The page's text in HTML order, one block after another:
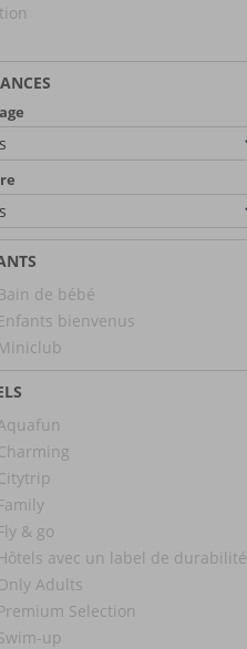
Bain de bébé
Enfants bienvenus
Miniclub
Family
Fly & go
Hôtels avec un label de durabilité
Adults
Premium Selection
up